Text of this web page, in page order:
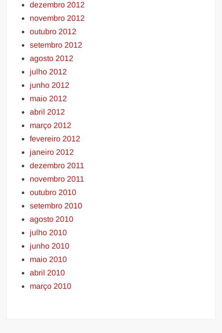
dezembro 2012
novembro 2012
outubro 2012
setembro 2012
agosto 2012
julho 2012
junho 2012
maio 2012
abril 2012
março 2012
fevereiro 2012
janeiro 2012
dezembro 2011
novembro 2011
outubro 2010
setembro 2010
agosto 2010
julho 2010
junho 2010
maio 2010
abril 2010
março 2010